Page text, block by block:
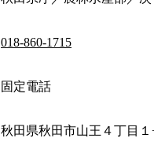
018-860-1715
固定電話
秋田県秋田市山王４丁目